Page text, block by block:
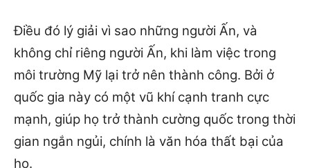
Điều đó lý giải vì sao những người Ấn, và
không chỉ riêng người Ấn, khi làm việc trong
môi trường Mỹ lại trở nên thành công. Bởi ở
quốc gia này có một vũ khí cạnh tranh cực
mạnh, giúp họ trở thành cường quốc trong thời
gian ngắn ngủi, chính là văn hóa thất bại của
họ.